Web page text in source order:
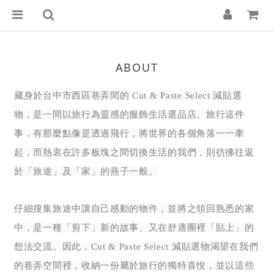
ABOUT
藏身於台中市西區巷弄間的 Cut & Paste Select 減貼選
物，是一間以旅行為靈感的服飾生活選品店。旅行這件
事，有那麼點像是透過飛行，將世界的各個角落一一牽
起，而熱衷在許多板塊之間切換生活的我們，則彷彿往返
於「旅途」及「家」的燕子一般。
仔細搜集旅途中讓自己感動的物件，並將之領回熟悉的家
中，是一種「剪下」新的故事、又在舒適圈裡「貼上」的
想法交流。因此，Cut & Paste Select 減貼選物渴望在我們
的巷弄空間裡，收納一份屬於旅行的獨特喜悅，並以這些